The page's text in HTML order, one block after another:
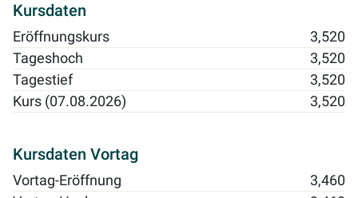
Kursdaten
Eröffnungskurs
3,520
Tageshoch
3,520
Tagestief
3,520
Kurs (07.08.2026)
3,520
Kursdaten Vortag
Vortag-Eröffnung
3,460